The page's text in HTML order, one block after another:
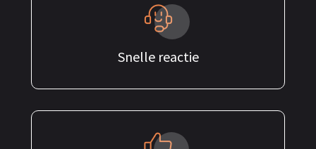
Snelle reactie